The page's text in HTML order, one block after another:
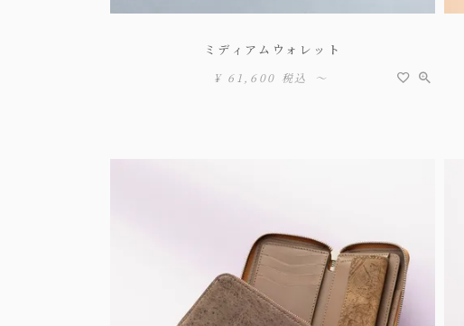
ミディアムウォレット
¥ 61,600 税込 〜